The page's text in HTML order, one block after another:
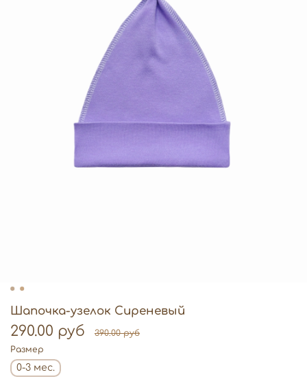
Шапочка-узелок Сиреневый
290.00 руб
390.00 руб
Размер
0-3 мес.